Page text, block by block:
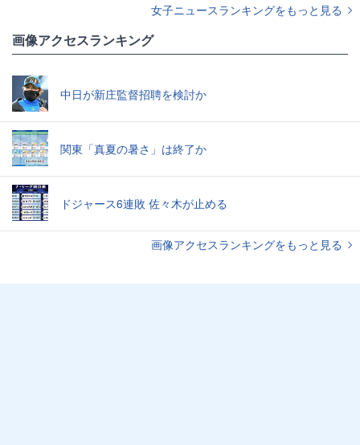
女子ニュースランキングをもっと見る
画像アクセスランキング
中日が新庄監督招聘を検討か
関東「真夏の暑さ」は終了か
ドジャース6連敗 佐々木が止める
画像アクセスランキングをもっと見る